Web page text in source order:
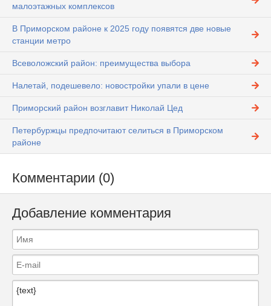
малоэтажных комплексов
В Приморском районе к 2025 году появятся две новые
станции метро
Всеволожский район: преимущества выбора
Налетай, подешевело: новостройки упали в цене
Приморский район возглавит Николай Цед
Петербуржцы предпочитают селиться в Приморском
районе
Комментарии (0)
Добавление комментария